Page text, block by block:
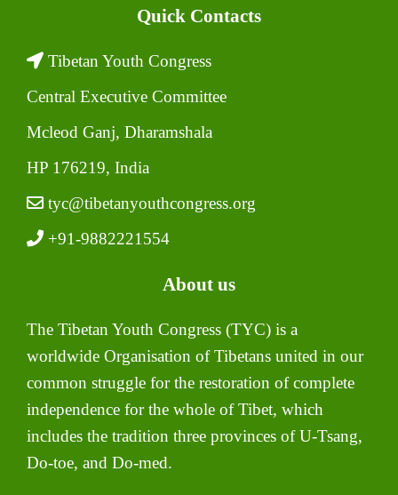
Quick Contacts
Tibetan Youth Congress
Central Executive Committee
Mcleod Ganj, Dharamshala
HP 176219, India
tyc@tibetanyouthcongress.org
+91-9882221554
About us
The Tibetan Youth Congress (TYC) is a
worldwide Organisation of Tibetans united in our
common struggle for the restoration of complete
independence for the whole of Tibet, which
includes the tradition three provinces of U-Tsang,
Do-toe, and Do-med.